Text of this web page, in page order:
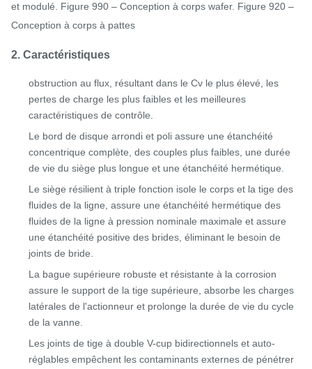
et modulé. Figure 990 – Conception à corps wafer. Figure 920 –
Conception à corps à pattes
2. Caractéristiques
obstruction au flux, résultant dans le Cv le plus élevé, les
pertes de charge les plus faibles et les meilleures
caractéristiques de contrôle.
Le bord de disque arrondi et poli assure une étanchéité
concentrique complète, des couples plus faibles, une durée
de vie du siège plus longue et une étanchéité hermétique.
Le siège résilient à triple fonction isole le corps et la tige des
fluides de la ligne, assure une étanchéité hermétique des
fluides de la ligne à pression nominale maximale et assure
une étanchéité positive des brides, éliminant le besoin de
joints de bride.
La bague supérieure robuste et résistante à la corrosion
assure le support de la tige supérieure, absorbe les charges
latérales de l'actionneur et prolonge la durée de vie du cycle
de la vanne.
Les joints de tige à double V-cup bidirectionnels et auto-
réglables empêchent les contaminants externes de pénétrer